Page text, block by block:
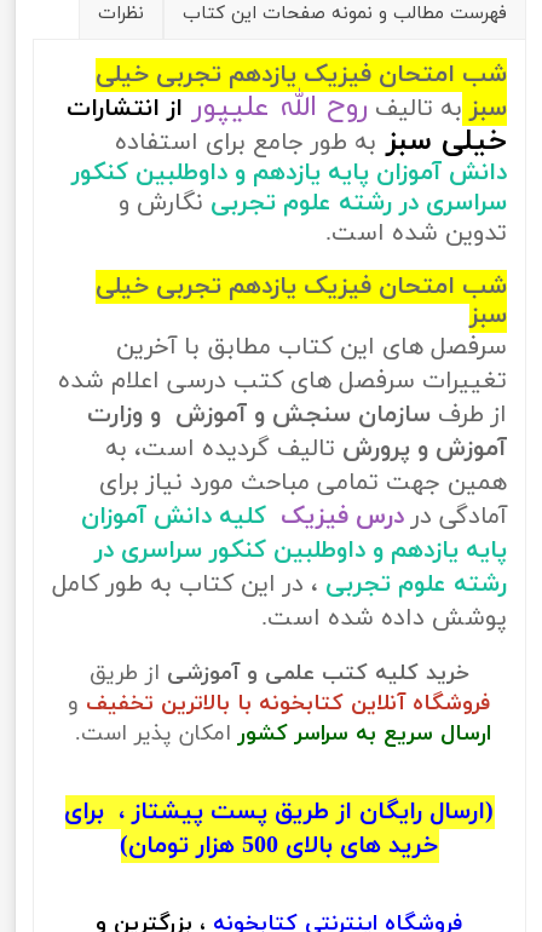
فهرست مطالب و نمونه صفحات این کتاب
نظرات
شب امتحان فیزیک یازدهم تجربی خیلی
سبز به تالیف روح الله علیپور از انتشارات
خیلی سبز به طور جامع برای استفاده
دانش آموزان پایه یازدهم و داوطلبین کنکور
سراسری در رشته علوم تجربی نگارش و
تدوین شده است.
شب امتحان فیزیک یازدهم تجربی خیلی
سبز
سرفصل های این کتاب مطابق با آخرین
تغییرات سرفصل های کتب درسی اعلام شده
از طرف سازمان سنجش و آموزش و وزارت
آموزش و پرورش تالیف گردیده است، به
همین جهت تمامی مباحث مورد نیاز برای
آمادگی در درس فیزیک کلیه دانش آموزان
پایه یازدهم و داوطلبین کنکور سراسری در
رشته علوم تجربی ، در این کتاب به طور کامل
پوشش داده شده است.
خرید کلیه کتب علمی و آموزشی از طریق
فروشگاه آنلاین کتابخونه با بالاترین تخفیف و
ارسال سریع به سراسر کشور امکان پذیر است.
(ارسال رایگان از طریق پست پیشتاز ، برای
خرید های بالای 500 هزار تومان)
فروشگاه اینترنتی کتابخونه ، بزرگترین و